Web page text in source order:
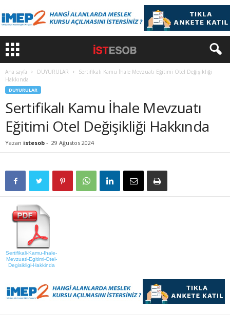
Ana sayfa DUYURULAR
Sertifikalı Kamu İhale Mevzuatı Eğitimi Otel Değişikliği
Hakkında
DUYURULAR
Sertifikalı Kamu İhale Mevzuatı
Eğitimi Otel Değişikliği Hakkında
Yazan istesob - 29 Ağustos 2024
Sertifikali-Kamu-Ihale-
Mevzuati-Egitimi-Otel-
Degisikligi-Hakkinda